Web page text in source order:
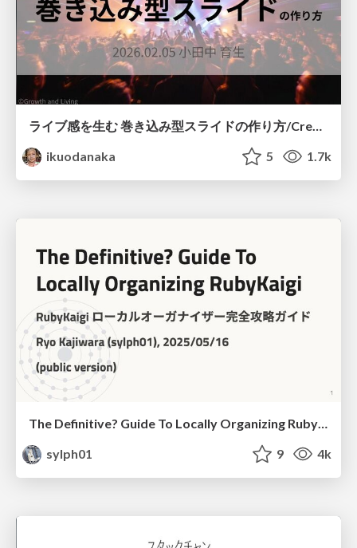
ライブ感を生む 巻き込み型スライドの作り方/Create your slide like a heavy metal concert
ikuodanaka
5 1.7k
sylph01
9 4k